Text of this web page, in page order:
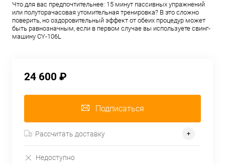
Что для вас предпочтительнее: 15 минут пассивных упражнений
или полуторачасовая утомительная тренировка? В это сложно
поверить, но оздоровительный эффект от обеих процедур может
быть равнозначным, если в первом случае вы используете свинг-
машину CY-106L
24 600 ₽
Подписаться
Рассчитать доставку
Недоступно